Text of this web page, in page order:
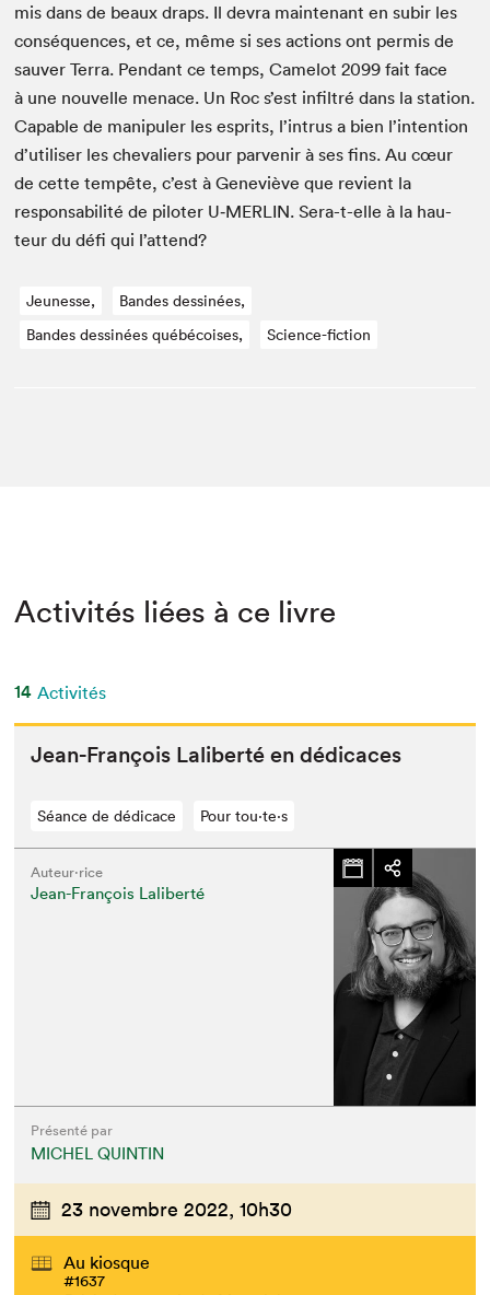
mis dans de beaux draps. Il devra main­tenant en subir les
con­séquences, et ce, même si ses actions ont per­mis de
sauver Ter­ra. Pen­dant ce temps, Camelot2099 fait face
à une nou­velle men­ace. Un Roc s’est infil­tré dans la sta­tion.
Capa­ble de manip­uler les esprits, l’in­trus a bien l’in­ten­tion
d’u­tilis­er les cheva­liers pour par­venir à ses fins. Au cœur
de cette tem­pête, c’est à Geneviève que revient la
respon­s­abil­ité de pilot­er U‑MERLIN. Sera-t-elle à la hau­
teur du défi qui l’attend?
Jeunesse,
Bandes dessinées,
Bandes dessinées québécoises,
Science-fiction
Activités liées à ce livre
14 Activités
Jean-François Lal­ib­erté en dédicaces
Séance de dédicace Pour tou⋅te⋅s
Auteur·rice
Jean-François Laliberté
Présenté par
MICHEL QUINTIN
23 novembre 2022, 10h30
Au kiosque
#1637